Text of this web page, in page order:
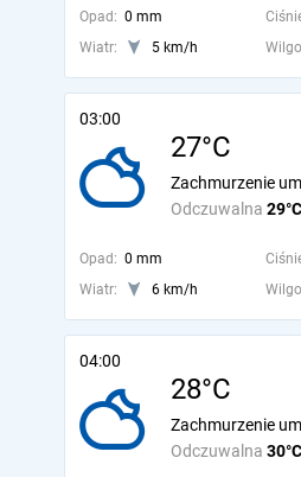
Opad: 0 mm
Wiatr:
5 km/h
03:00
27°C
Odczuwalna 29°C
Zachmurzenie
Opad: 0 mm
Wiatr:
6 km/h
04:00
28°C
Odczuwalna 30°C
Zachmurzenie